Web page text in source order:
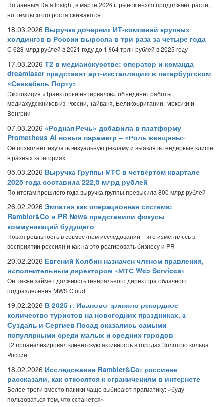
По данным Data Insight, в марте 2026 г. рынок e-com продолжает расти,
но темпы этого роста снижаются
18.03.2026 Выручка дочерних ИТ-компаний крупных
холдингов в России выросла в три раза за четыре года
С 628 млрд рублей в 2021 году до 1,964 трлн рублей в 2025 году
17.03.2026 Т2 в медиаискусстве: оператор и команда
dreamlaser представят арт-инсталляцию в петербургском
«Севкабель Порту»
Экспозиция «Траектории интервалов» объединит работы
медиахудожников из России, Тайваня, Великобритании, Мексики и
Венгрии
07.03.2026 «Родная Речь» добавила в платформу
Prometheus AI новый параметр – «Роль женщины»
Он позволяет изучать визуальную рекламу и выявлять гендерные клише
в разных категориях
05.03.2026 Выручка Группы МТС в четвёртом квартале
2025 года составила 222,5 млрд рублей
По итогам прошлого года выручка группы превысила 800 млрд рублей
26.02.2026 Эмпатия как операционная система:
Rambler&Co и PR News представили фокусы
коммуникаций будущего
Новая реальность в совместном исследовании – что изменилось в
восприятии россиян и как на это реагировать бизнесу и PR
20.02.2026 Евгений Колбин назначен членом правления,
исполнительным директором «МТС Web Services»
Он также займет должность генерального директора облачного
подразделения MWS Cloud
19.02.2026 В 2025 г. Иваново приняло рекордное
количество туристов на новогодних праздниках, а
Суздаль и Сергиев Посад оказались самыми
популярными среди малых и средних городов
T2 проанализировал клиентскую активность в городах Золотого кольца
России
18.02.2026 Исследование Rambler&Co: россияне
рассказали, как относятся к ограничениям в интернете
Более трети вместо паники чаще выбирают прагматику: «буду
пользоваться тем, что останется»